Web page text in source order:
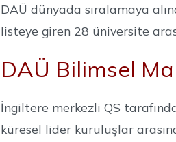
DAÜ dünyada sıralamaya
listeye giren 28 üniversite
DAÜ Bilimsel
İngiltere merkezli QS
küresel lider kuruluşlar